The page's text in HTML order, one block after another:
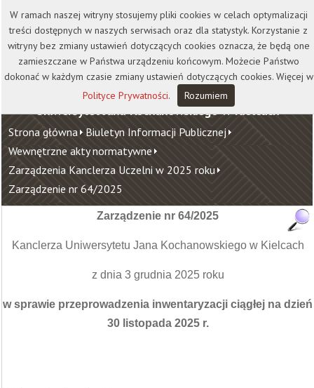
Kontakt Biblioteka
Wydawnictwo
Wirtualna Uczelnia
Uniwersytet Jana Kochanowskiego w Kielcach
Strona główna Biuletyn Informacji Publicznej
Wewnętrzne akty normatywne
Zarządzenia Kanclerza Uczelni w 2025 roku
Zarządzenie nr 64/2025
Zarządzenie nr 64/2025
Kanclerza Uniwersytetu Jana Kochanowskiego w Kielcach
z dnia 3 grudnia 2025 roku
w sprawie przeprowadzenia inwentaryzacji ciągłej na dzień
30 listopada 2025 r.
W ramach naszej witryny stosujemy pliki cookies w celach optymalizacji
treści dostępnych w naszych serwisach oraz dla statystyk. Korzystanie z
witryny bez zmiany ustawień dotyczących cookies oznacza, że będą one
zamieszczane w Państwa urządzeniu końcowym. Możecie Państwo
dokonać w każdym czasie zmiany ustawień dotyczących cookies. Więcej w
Polityce Prywatności. Rozumiem